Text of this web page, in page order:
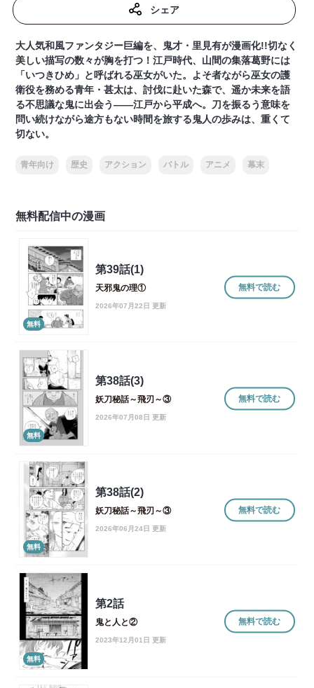
シェア
大人気和風ファンタジー巨編を、鬼才・里見有が漫画化!!切なく
美しい描写の数々が胸を打つ！江戸時代、山間の集落葛野には
「いつきひめ」と呼ばれる巫女がいた。よそ者ながら巫女の護
衛役を務める青年・甚太は、討伐に赴いた森で、遥か未来を語
る不思議な鬼に出会う――江戸から平成へ。刀を振るう意味を
問い続けながら途方もない時間を旅する鬼人の歩みは、重くて
切ない。
青年向け 歴史 アクション バトル アニメ 幕末
無料配信中の漫画
無料
第39話(1)
天邪鬼の理①
2026年07月22日 更新
無料で読む
無料
第38話(3)
妖刀秘話～飛刃～③
2026年07月08日 更新
無料で読む
無料
第38話(2)
妖刀秘話～飛刃～③
2026年06月24日 更新
無料で読む
無料
第2話
鬼と人と②
2023年12月01日 更新
無料で読む